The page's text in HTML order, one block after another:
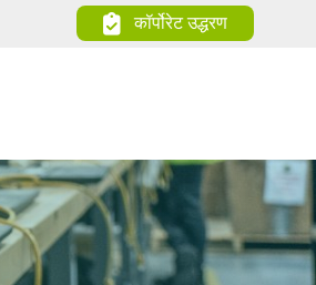
कॉर्पोरेट उद्धरण